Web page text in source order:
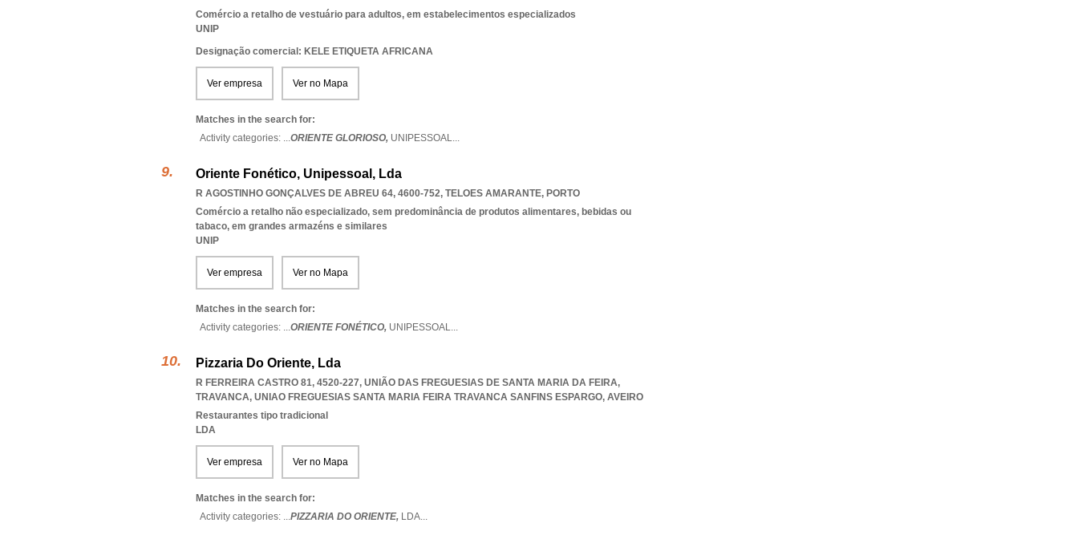
Comércio a retalho de vestuário para adultos, em estabelecimentos especializados
UNIP
Designação comercial: KELE ETIQUETA AFRICANA
Ver empresa Ver no Mapa
Matches in the search for:
Activity categories: ...ORIENTE GLORIOSO, UNIPESSOAL...
Oriente Fonético, Unipessoal, Lda
R AGOSTINHO GONÇALVES DE ABREU 64, 4600-752, TELOES AMARANTE, PORTO
Comércio a retalho não especializado, sem predominância de produtos alimentares, bebidas ou
tabaco, em grandes armazéns e similares
UNIP
Ver empresa Ver no Mapa
Matches in the search for:
Activity categories: ...ORIENTE FONÉTICO, UNIPESSOAL...
Pizzaria Do Oriente, Lda
R FERREIRA CASTRO 81, 4520-227, UNIÃO DAS FREGUESIAS DE SANTA MARIA DA FEIRA,
TRAVANCA, UNIAO FREGUESIAS SANTA MARIA FEIRA TRAVANCA SANFINS ESPARGO, AVEIRO
Restaurantes tipo tradicional
LDA
Ver empresa Ver no Mapa
Matches in the search for:
Activity categories: ...PIZZARIA DO ORIENTE, LDA...